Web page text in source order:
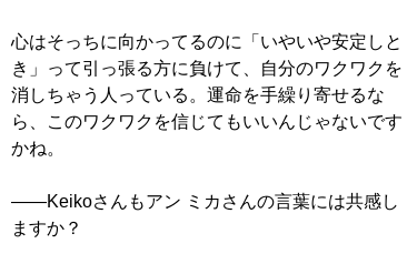
心はそっちに向かってるのに「いやいや安定しと
き」って引っ張る方に負けて、自分のワクワクを
消しちゃう人っている。運命を手繰り寄せるな
ら、このワクワクを信じてもいいんじゃないです
かね。
――Keikoさんもアン ミカさんの言葉には共感し
ますか？